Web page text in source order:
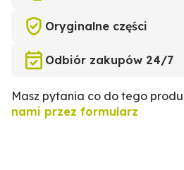
Oryginalne części
Odbiór zakupów 24/7
Masz pytania co do tego
nami przez formularz